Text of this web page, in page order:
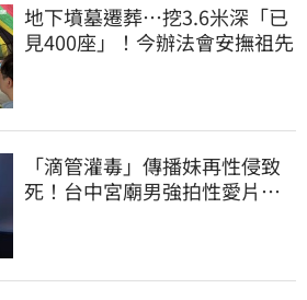
地下墳墓遷葬…挖3.6米深「已
見400座」！今辦法會安撫祖先
「滴管灌毒」傳播妹再性侵致
死！台中宮廟男強拍性愛片